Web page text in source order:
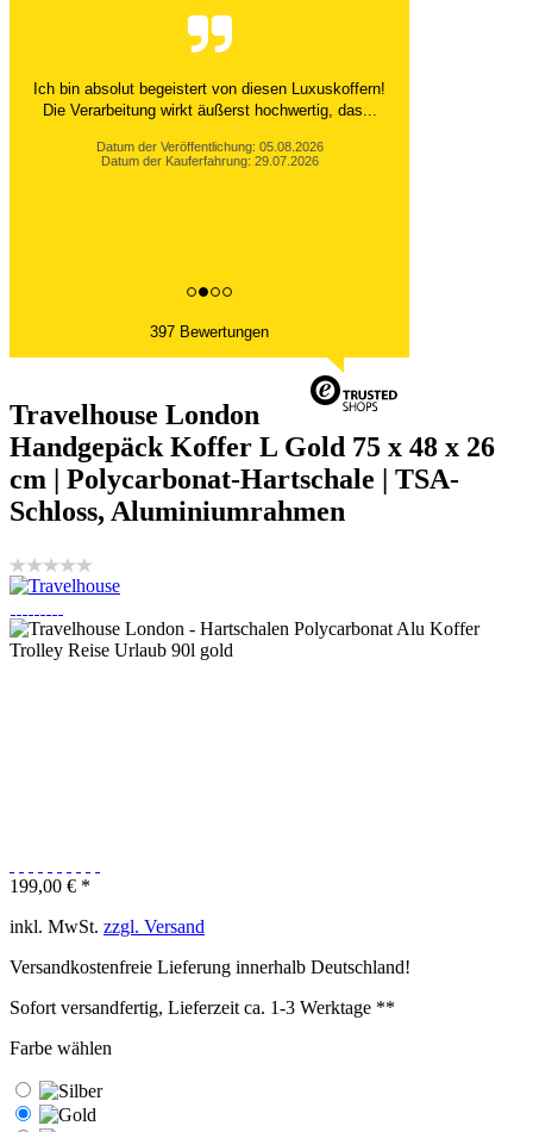
Ich bin absolut begeistert von diesen Luxuskoffern!
Die Verarbeitung wirkt äußerst hochwertig, das...
Datum der Veröffentlichung: 05.08.2026
Datum der Kauferfahrung: 29.07.2026
397 Bewertungen
Travelhouse London
Handgepäck Koffer L Gold 75 x 48 x 26
cm | Polycarbonat-Hartschale | TSA-
Schloss, Aluminiumrahmen
199,00 € *
inkl. MwSt. zzgl. Versand
Versandkostenfreie Lieferung innerhalb Deutschland!
Sofort versandfertig, Lieferzeit ca. 1-3 Werktage **
Farbe wählen